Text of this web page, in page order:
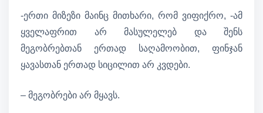
-ერთი მიზეზი მაინც მითხარი, რომ ვიფიქრო, -ამ
ყველაფრით არ მასულელებ და შენს
მეგობრებთან ერთად საღამოობით, ფინჯან
ყავასთან ერთად სიცილით არ კვდები.
– მეგობრები არ მყავს.